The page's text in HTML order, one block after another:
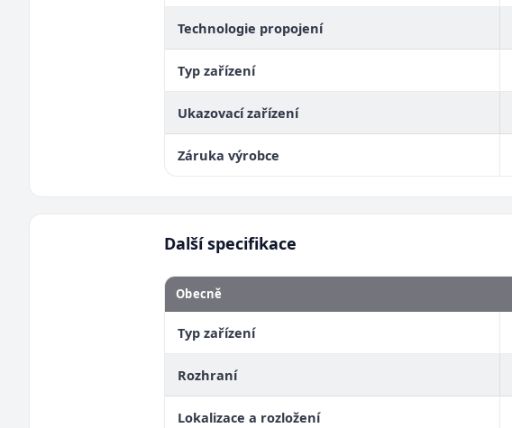
Technologie propojení
Typ zařízení
Ukazovací zařízení
Záruka výrobce
Další specifikace
Obecně
Typ zařízení
Rozhraní
Lokalizace a rozložení